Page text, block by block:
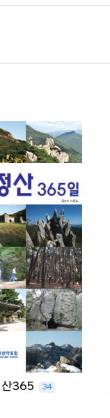
365 34